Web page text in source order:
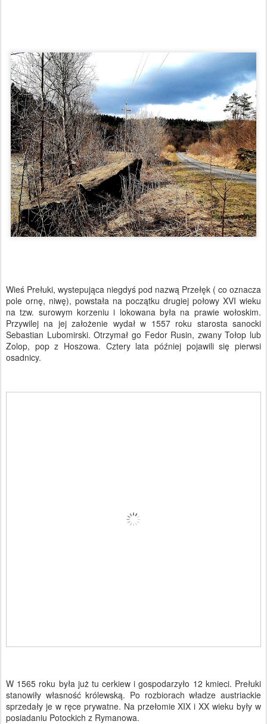
Wieś Prełuki, wystepująca niegdyś pod nazwą Przełęk ( co oznacza
pole ornę, niwę), powstała na początku drugiej połowy XVI wieku
na tzw. surowym korzeniu i lokowana była na prawie wołoskim.
Przywilej na jej założenie wydał w 1557 roku starosta sanocki
Sebastian Lubomirski. Otrzymał go Fedor Rusin, zwany Tołop lub
Zolop, pop z Hoszowa. Cztery lata później pojawili się pierwsi
osadnicy.
W 1565 roku była już tu cerkiew i gospodarzyło 12 kmieci. Prełuki
stanowiły własność królewską. Po rozbiorach władze austriackie
sprzedały je w ręce prywatne. Na przełomie XIX i XX wieku były w
posiadaniu Potockich z Rymanowa.